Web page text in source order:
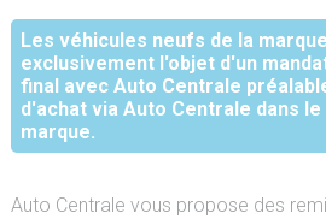
Les véhicules neufs de la
exclusivement l'objet d'un
final avec Auto Centrale
d'achat via Auto Centrale dans
marque.
Auto Centrale vous propose des